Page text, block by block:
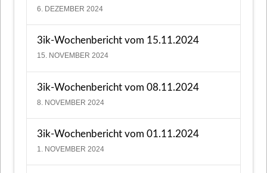
6. DEZEMBER 2024
3ik-Wochenbericht vom 15.11.2024
15. NOVEMBER 2024
3ik-Wochenbericht vom 08.11.2024
8. NOVEMBER 2024
3ik-Wochenbericht vom 01.11.2024
1. NOVEMBER 2024